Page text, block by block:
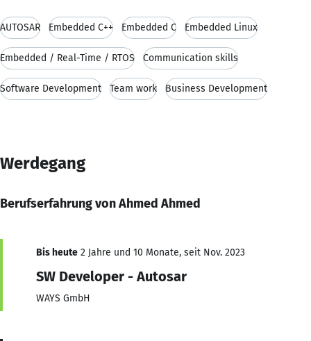
AUTOSAR Embedded C++ Embedded C Embedded Linux
Embedded / Real-Time / RTOS Communication skills
Software Development Team work Business Development
Werdegang
Berufserfahrung von Ahmed Ahmed
Bis heute 2 Jahre und 10 Monate, seit Nov. 2023
SW Developer - Autosar
WAYS GmbH